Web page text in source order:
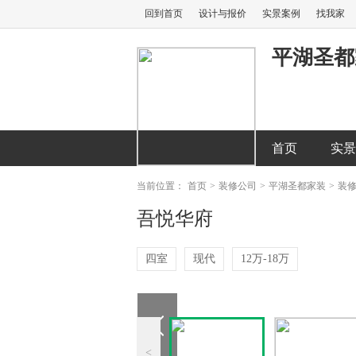
回到首页 设计与报价 实景案例 找我家
平湖圣
首页 实
当前位置： 首页 > 装修公司 > 平湖圣都家装 > 装
吾悦华府
四室 现代 12万-18万
<